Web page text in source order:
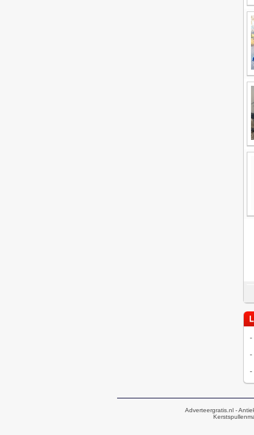
-
-
-
Adverteergratis.nl -